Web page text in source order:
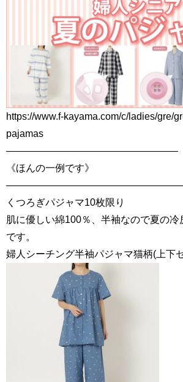
https://www.f-kayama.com/c/ladies/gre/
pajamas
—————————————————–
《ほんの一例です》
くつろぎパジャマ10枚限り
肌に優しい綿100％、半袖なので夏の冷
です。
婦人シーチング半袖パジャマ猫柄(上